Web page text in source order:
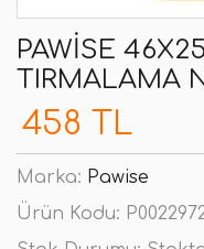
PAWISE
TIRMALAMA
458 TL
Marka: Pawise
Ürün Kodu: